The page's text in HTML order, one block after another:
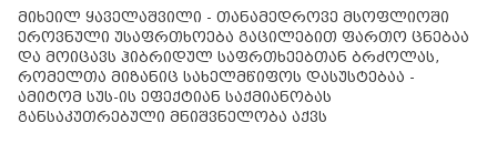
მიხეილ ყაველაშვილი - თანამედროვე მსოფლიოში
ეროვნული უსაფრთხოება გაცილებით ფართო ცნებაა
და მოიცავს ჰიბრიდულ საფრთხეებთან ბრძოლას,
რომელთა მიზანიც სახელმწიფოს დასუსტებაა -
ამიტომ სუს-ის ეფექტიან საქმიანობას
განსაკუთრებული მნიშვნელობა აქვს